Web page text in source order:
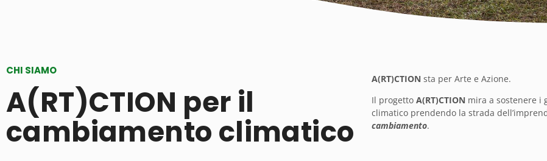
CHI SIAMO
A(RT)CTION per il
cambiamento climatico
A(RT)CTION sta per Arte e Azione.
Il progetto A(RT)CTION mira a sostenere i
climatico prendendo la strada
cambiamento.